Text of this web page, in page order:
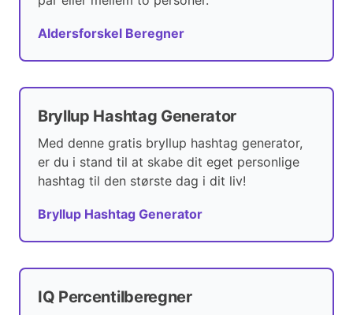
Aldersforskel Beregner
Bryllup Hashtag Generator
Med denne gratis bryllup hashtag generator,
er du i stand til at skabe dit eget personlige
hashtag til den største dag i dit liv!
Bryllup Hashtag Generator
IQ Percentilberegner